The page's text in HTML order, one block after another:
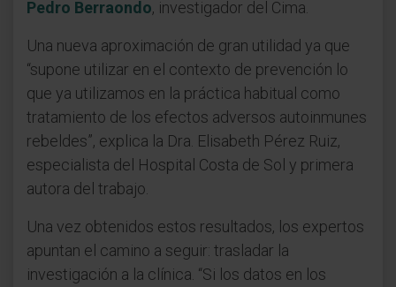
Pedro Berraondo, investigador del Cima.
Una nueva aproximación de gran utilidad ya que
“supone utilizar en el contexto de prevención lo
que ya utilizamos en la práctica habitual como
tratamiento de los efectos adversos autoinmunes
rebeldes”, explica la Dra. Elisabeth Pérez Ruiz,
especialista del Hospital Costa de Sol y primera
autora del trabajo.
Una vez obtenidos estos resultados, los expertos
apuntan el camino a seguir: trasladar la
investigación a la clínica. “Si los datos en los